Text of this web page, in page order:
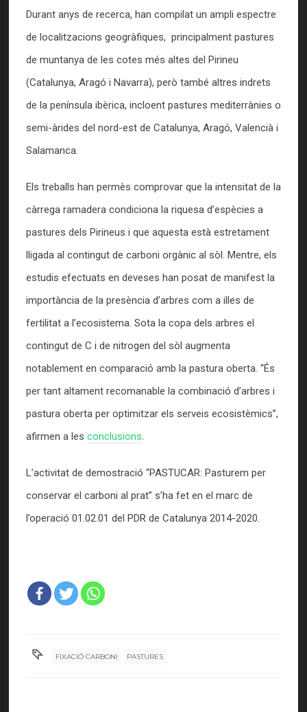
Durant anys de recerca, han compilat un ampli espectre
de localitzacions geogràfiques, principalment pastures
de muntanya de les cotes més altes del Pirineu
(Catalunya, Aragó i Navarra), però també altres indrets
de la península ibèrica, incloent pastures mediterrànies o
semi-àrides del nord-est de Catalunya, Aragó, Valencià i
Salamanca.
Els treballs han permès comprovar que la intensitat de la
càrrega ramadera condiciona la riquesa d’espècies a
pastures dels Pirineus i que aquesta està estretament
lligada al contingut de carboni orgànic al sòl. Mentre, els
estudis efectuats en deveses han posat de manifest la
importància de la presència d’arbres com a illes de
fertilitat a l’ecosistema. Sota la copa dels arbres el
contingut de C i de nitrogen del sòl augmenta
notablement en comparació amb la pastura oberta. “És
per tant altament recomanable la combinació d’arbres i
pastura oberta per optimitzar els serveis ecosistèmics”,
afirmen a les conclusions.
L’activitat de demostració “PASTUCAR: Pasturem per
conservar el carboni al prat” s’ha fet en el marc de
l’operació 01.02.01 del PDR de Catalunya 2014-2020.
FIXACIÓ CARBONI PASTURES